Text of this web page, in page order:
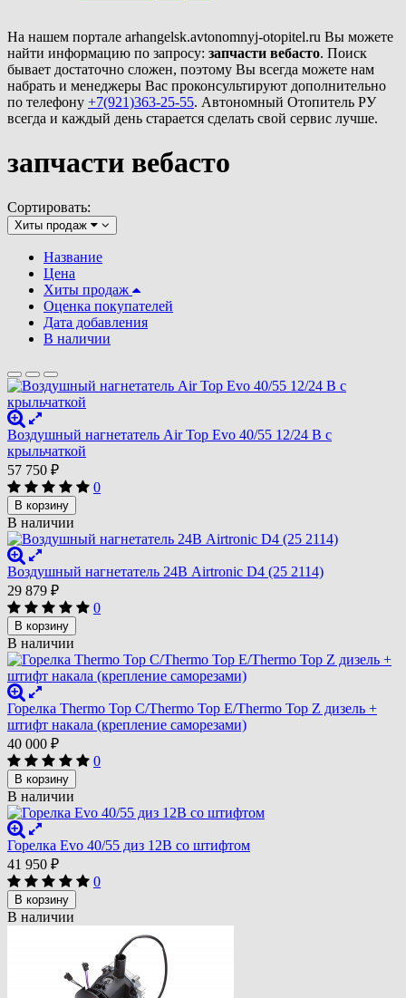
На нашем портале arhangelsk.avtonomnyj-otopitel.ru Вы можете
найти информацию по запросу: запчасти вебасто. Поиск
бывает достаточно сложен, поэтому Вы всегда можете нам
набрать и менеджеры Вас проконсультируют дополнительно
по телефону +7(921)363-25-55. Автономный Отопитель РУ
всегда и каждый день старается сделать свой сервис лучше.
запчасти вебасто
Сортировать:
Хиты продаж
Название
Цена
Хиты продаж
Оценка покупателей
Дата добавления
В наличии
Воздушный нагнетатель Air Top Evo 40/55 12/24 В с
крыльчаткой
57 750 ₽
0
В корзину
В наличии
Воздушный нагнетатель 24В Airtronic D4 (25 2114)
29 879 ₽
0
В корзину
В наличии
Горелка Thermo Top С/Thermo Top E/Thermo Top Z дизель +
штифт накала (крепление саморезами)
40 000 ₽
0
В корзину
В наличии
Горелка Evo 40/55 диз 12В со штифтом
41 950 ₽
0
В корзину
В наличии